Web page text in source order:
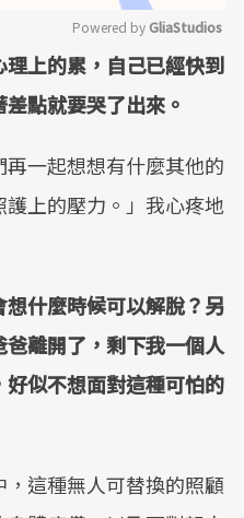
Mute
Powered by GliaStudios
理上的累，自己已經快到
點就要哭了出來。
再一起想想有什麼其他的
上的壓力。」我心疼地
想什麼時候可以解脫？另
離開了，剩下我一個人
似不想面對這種可怕的
這種無人可替換的照顧